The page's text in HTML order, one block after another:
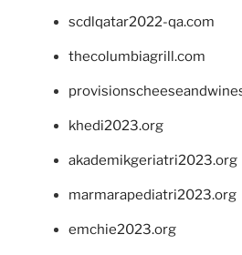
scdlqatar2022-qa.com
thecolumbiagrill.com
khedi2023.org
akademikgeriatri2023.org
marmarapediatri2023.org
emchie2023.org